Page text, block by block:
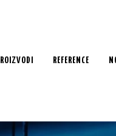
REFERENCE